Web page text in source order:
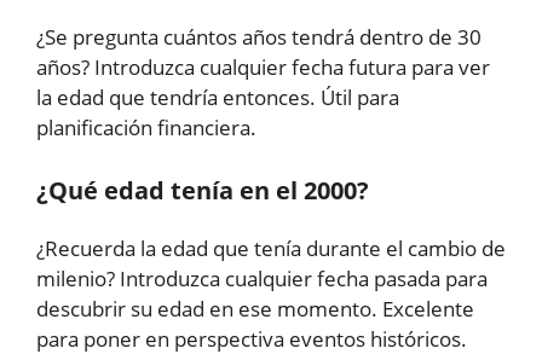
¿Se pregunta cuántos años tendrá dentro de 30
años? Introduzca cualquier fecha futura para ver
la edad que tendría entonces. Útil para
planificación financiera.
¿Qué edad tenía en el 2000?
¿Recuerda la edad que tenía durante el cambio de
milenio? Introduzca cualquier fecha pasada para
descubrir su edad en ese momento. Excelente
para poner en perspectiva eventos históricos.